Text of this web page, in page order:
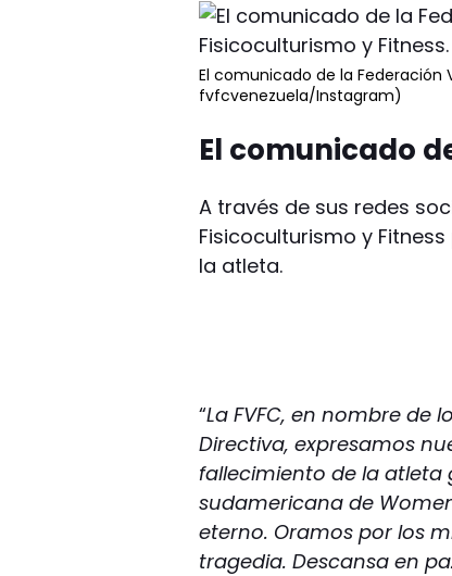
El comunicado de la Federación
fvfcvenezuela/Instagram)
El comunicado
A través de sus redes
Fisicoculturismo y
la atleta.
“La FVFC, en nombre de
Directiva, expresamos
fallecimiento de la atleta
sudamericana de
eterno. Oramos por los
tragedia. Descansa en